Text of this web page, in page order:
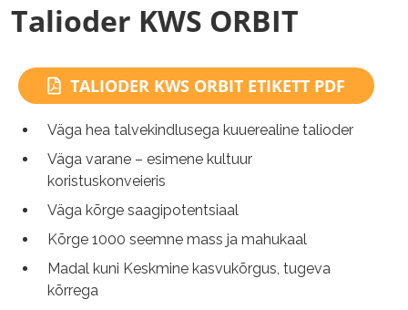
Talioder KWS ORBIT
TALIODER KWS ORBIT ETIKETT PDF
Väga hea talvekindlusega kuuerealine talioder
Väga varane – esimene kultuur
koristuskonveieris
Väga kõrge saagipotentsiaal
Kõrge 1000 seemne mass ja mahukaal
Madal kuni Keskmine kasvukõrgus, tugeva
kõrrega